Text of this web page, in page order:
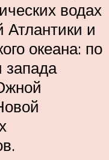
водах
и
океана: по